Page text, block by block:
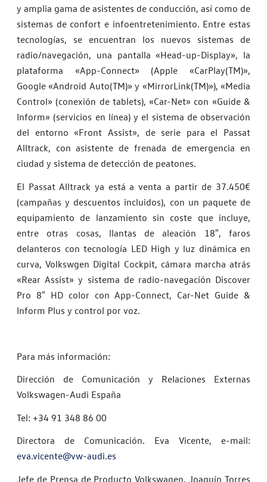
y amplia gama de asistentes de conducción, así como de
sistemas de confort e infoentretenimiento. Entre estas
tecnologías, se encuentran los nuevos sistemas de
radio/navegación, una pantalla «Head-up-Display», la
plataforma «App-Connect» (Apple «CarPlay(TM)»,
Google «Android Auto(TM)» y «MirrorLink(TM)»), «Media
Control» (conexión de tablets), «Car-Net» con «Guide &
Inform» (servicios en línea) y el sistema de observación
del entorno «Front Assist», de serie para el Passat
Alltrack, con asistente de frenada de emergencia en
ciudad y sistema de detección de peatones.
El Passat Alltrack ya está a venta a partir de 37.450€
(campañas y descuentos incluidos), con un paquete de
equipamiento de lanzamiento sin coste que incluye,
entre otras cosas, llantas de aleación 18″, faros
delanteros con tecnología LED High y luz dinámica en
curva, Volkswgen Digital Cockpit, cámara marcha atrás
«Rear Assist» y sistema de radio-navegación Discover
Pro 8″ HD color con App-Connect, Car-Net Guide &
Inform Plus y control por voz.
Para más información:
Dirección de Comunicación y Relaciones Externas
Volkswagen-Audi España
Tel: +34 91 348 86 00
Directora de Comunicación. Eva Vicente, e-mail:
eva.vicente@vw-audi.es
Jefe de Prensa de Producto Volkswagen. Joaquín Torres